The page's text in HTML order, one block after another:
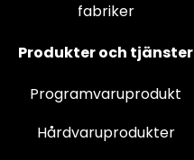
fabriker
Produkter och tjänster
Programvaruprodukt
Hårdvaruprodukter